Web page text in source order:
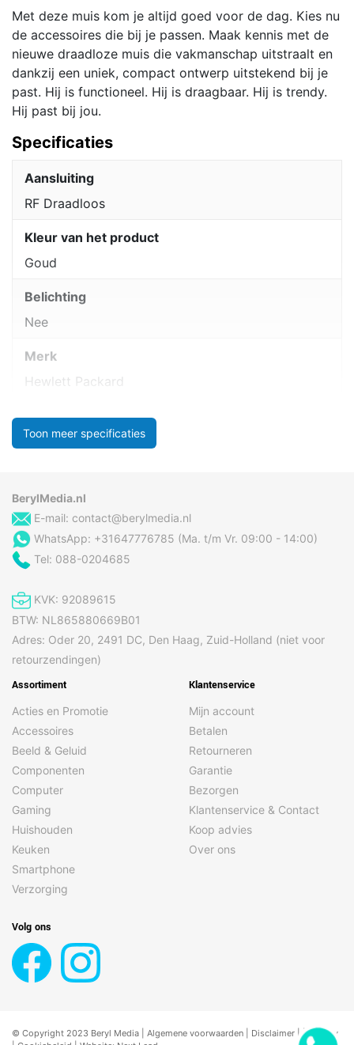
DPI
|
Goud
aantal
Met deze muis kom je altijd goed voor de dag. Kies nu
de accessoires die bij je passen. Maak kennis met de
nieuwe draadloze muis die vakmanschap uitstraalt en
dankzij een uniek, compact ontwerp uitstekend bij je
past. Hij is functioneel. Hij is draagbaar. Hij is trendy.
Hij past bij jou.
Specificaties
Aansluiting
RF Draadloos
Kleur van het product
Goud
Belichting
Nee
Merk
Hewlett Packard
Toon meer specificaties
BerylMedia.nl
E-mail: contact@berylmedia.nl
WhatsApp: +31647776785 (Ma. t/m Vr. 09:00 - 14:00)
Tel: 088-0204685
KVK: 92089615
BTW: NL865880669B01
Adres: Oder 20, 2491 DC, Den Haag, Zuid-Holland (niet voor
retourzendingen)
Assortiment
Acties en Promotie
Accessoires
Beeld & Geluid
Componenten
Computer
Gaming
Huishouden
Keuken
Smartphone
Verzorging
Klantenservice
Mijn account
Betalen
Retourneren
Garantie
Bezorgen
Klantenservice & Contact
Koop advies
Over ons
Volg ons
© Copyright 2023 Beryl Media | Algemene voorwaarden Disclaimer | |Privacy